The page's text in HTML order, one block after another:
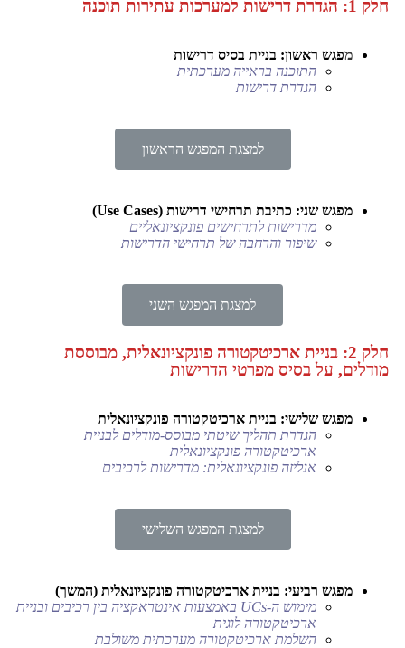
חלק 1: הגדרת דרישות למערכות עתירות תוכנה
מפגש ראשון: בניית בסיס דרישות
התוכנה בראייה מערכתית
הגדרת דרישות
למצגת המפגש הראשון
מפגש שני: כתיבת תרחישי דרישות (Use Cases)
מדרישות לתרחישים פונקציונאליים
שיפור והרחבה של תרחישי הדרישות
למצגת המפגש השני
חלק 2: בניית ארכיטקטורה פונקציונאלית, מבוססת
מודלים, על בסיס מפרטי הדרישות
מפגש שלישי: בניית ארכיטקטורה פונקציונאלית
הגדרת תהליך שיטתי מבוסס-מודלים לבניית
ארכיטקטורה פונקציונאלית
אנליזה פונקציונאלית: מדרישות לרכיבים
למצגת המפגש השלישי
מפגש רביעי: בניית ארכיטקטורה פונקציונאלית (המשך)
מימוש ה-UCs באמצעות אינטראקציה בין רכיבים ובניית
ארכיטקטורה לוגית
השלמת ארכיטקטורה מערכתית משולבת